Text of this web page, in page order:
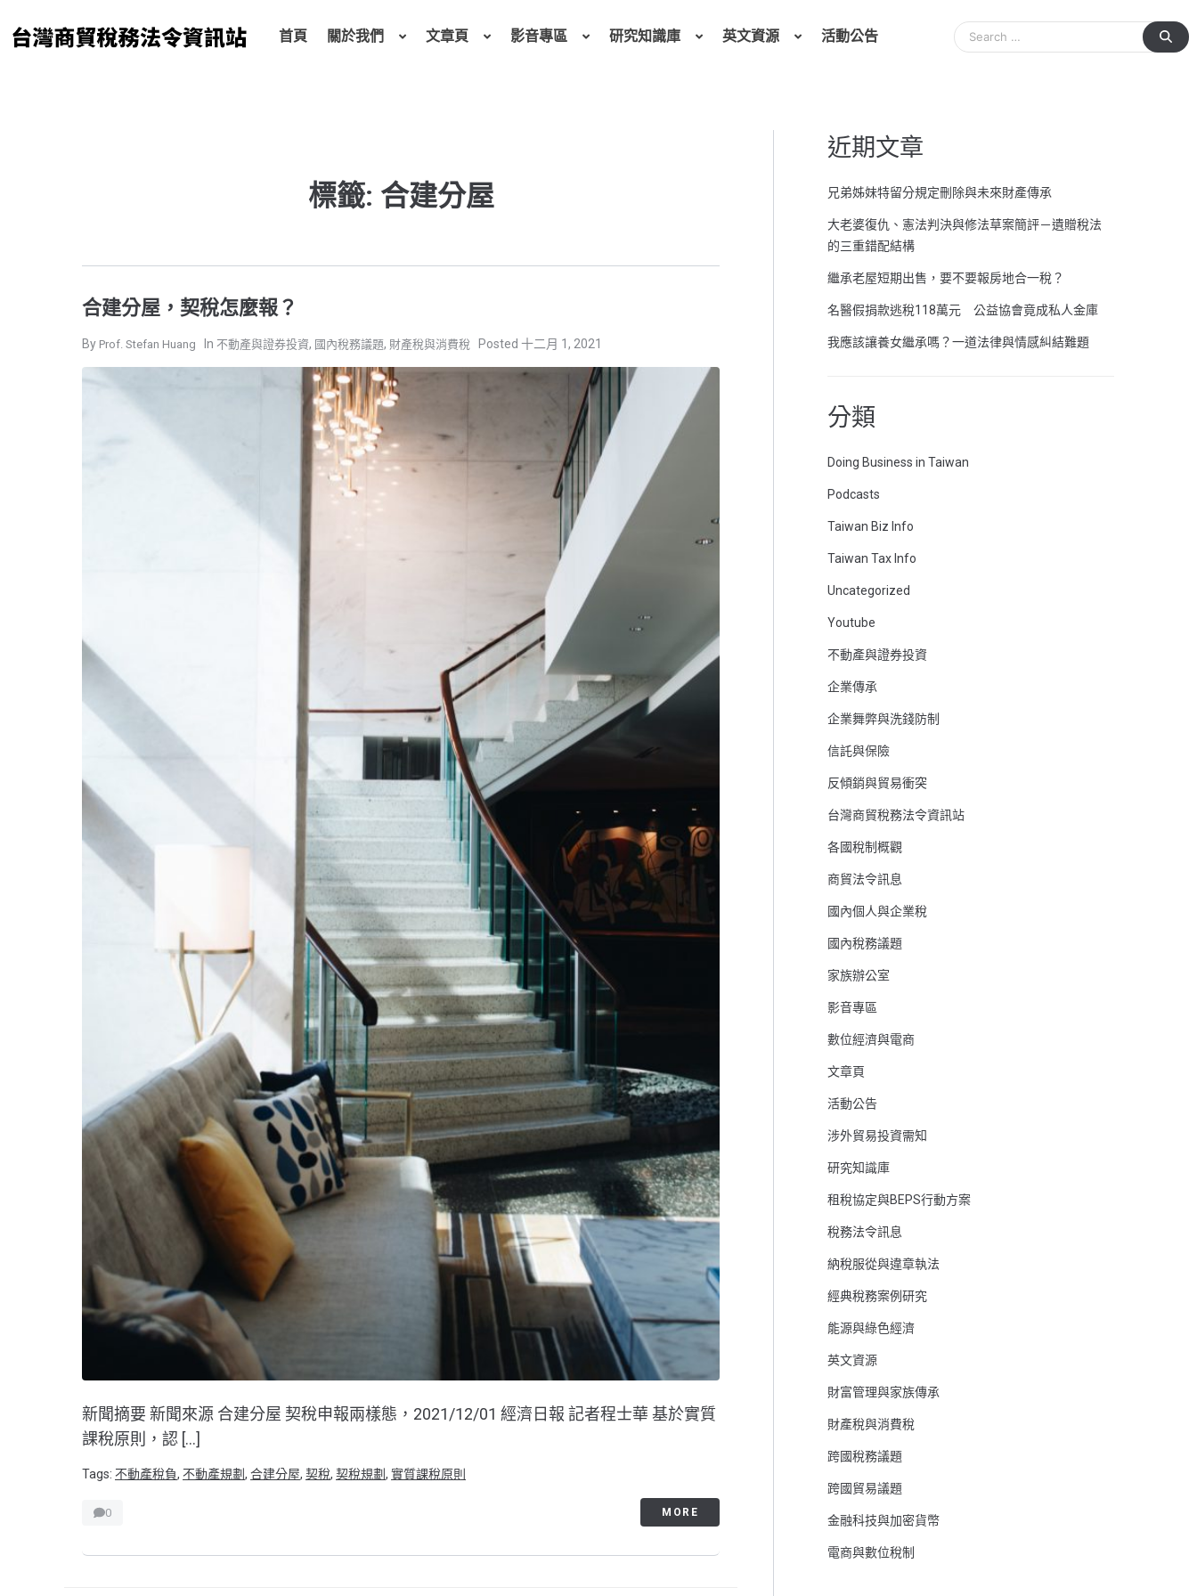
至
首頁 關於我們 文章頁 影音專區 研究知識庫 英文資源 活動公告
標籤: 合建分屋
合建分屋，契稅怎麼報？
Prof. Stefan Huang 不動產與證券投資, 國內稅務議題, 財產稅與消費稅 十二月 1, 2021
新聞摘要 新聞來源 合建分屋 契稅申報兩樣態，2021/12/01 經濟日報 記者程士華 基於實質
課稅原則，認 […]
Tags: 不動產稅負, 不動產規劃, 合建分屋, 契稅, 契稅規劃, 實質課稅原則
0 MORE
近期文章
兄弟姊妹特留分規定刪除與未來財產傳承
大老婆復仇、憲法判決與修法草案簡評－遺贈稅法
的三重錯配結構
繼承老屋短期出售，要不要報房地合一稅？
名醫假捐款逃稅118萬元 公益協會竟成私人金庫
我應該讓養女繼承嗎？一道法律與情感糾結難題
分類
Doing Business in Taiwan
Podcasts
Taiwan Biz Info
Taiwan Tax Info
Uncategorized
Youtube
不動產與證券投資
企業傳承
企業舞弊與洗錢防制
信託與保險
反傾銷與貿易衝突
台灣商貿稅務法令資訊站
各國稅制概觀
商貿法令訊息
國內個人與企業稅
國內稅務議題
家族辦公室
影音專區
數位經濟與電商
文章頁
活動公告
涉外貿易投資需知
研究知識庫
租稅協定與BEPS行動方案
稅務法令訊息
納稅服從與違章執法
經典稅務案例研究
能源與綠色經濟
英文資源
財富管理與家族傳承
財產稅與消費稅
跨國稅務議題
跨國貿易議題
金融科技與加密貨幣
電商與數位稅制